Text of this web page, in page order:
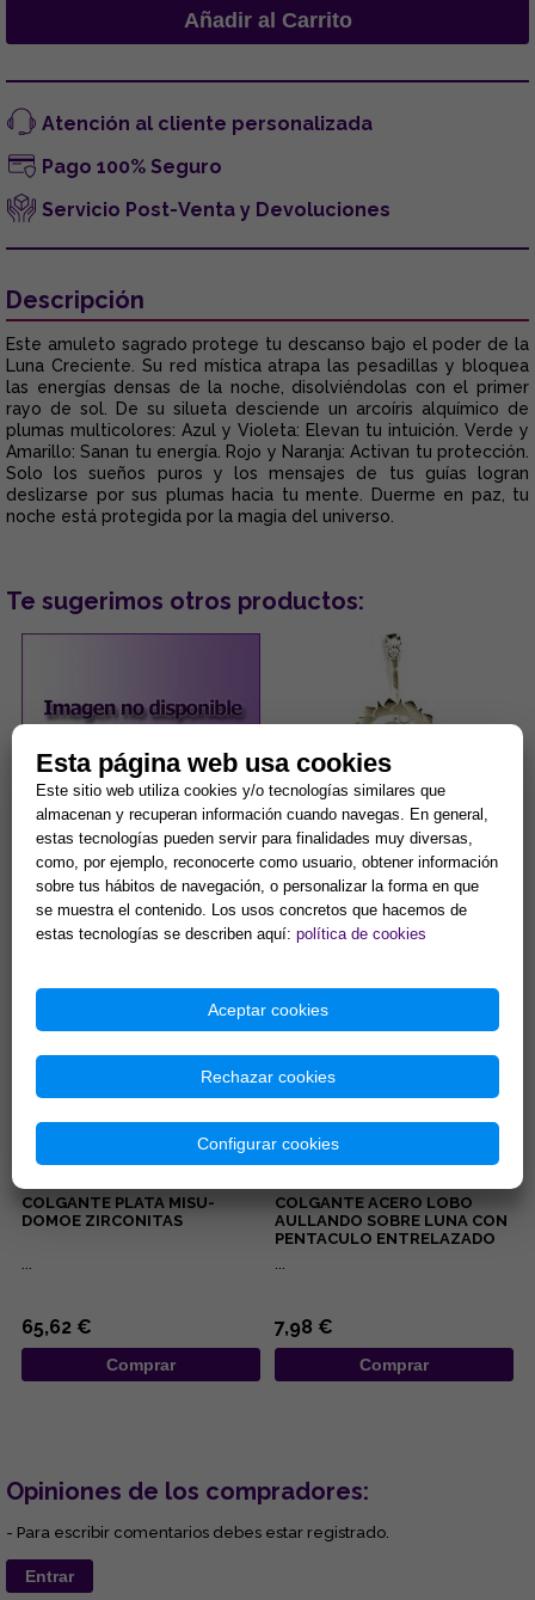
Atención al cliente personalizada
Pago 100% Seguro
Servicio Post-Venta y Devoluciones
Descripción
Este amuleto sagrado protege tu descanso bajo el poder de la
Luna Creciente. Su red mística atrapa las pesadillas y bloquea
las energías densas de la noche, disolviéndolas con el primer
rayo de sol. De su silueta desciende un arcoíris alquímico de
plumas multicolores: Azul y Violeta: Elevan tu intuición. Verde y
Amarillo: Sanan tu energía. Rojo y Naranja: Activan tu protección.
Solo los sueños puros y los mensajes de tus guías logran
deslizarse por sus plumas hacia tu mente. Duerme en paz, tu
noche está protegida por la magia del universo.
Te sugerimos otros productos:
PENDIENTES ACERO DORADO
OJOS TURCOS COLOR LILA
CON PESTAÑAS BRILLANTES
Comprar
COLGANTE ACERO 3º CHAKRA
MANIPURA PLEXO SOLAR.
(PARA DONUT)
Manipura, chakra del ombligo,
chakra del plexo solar: Se
encuentra en la parte superior
del abdomen en la zona...
Comprar
COLGANTE PLATA MISU-
DOMOE ZIRCONITAS
65,62 €
Comprar
COLGANTE ACERO LOBO
AULLANDO SOBRE LUNA CON
PENTACULO ENTRELAZADO
7,98 €
Comprar
Opiniones de los compradores:
- Para escribir comentarios debes estar registrado.
Entrar
Esta página web usa cookies
Este sitio web utiliza cookies y/o tecnologías similares que
almacenan y recuperan información cuando navegas. En general,
estas tecnologías pueden servir para finalidades muy diversas,
como, por ejemplo, reconocerte como usuario, obtener información
sobre tus hábitos de navegación, o personalizar la forma en que
se muestra el contenido. Los usos concretos que hacemos de
estas tecnologías se describen aquí: política de cookies
Aceptar cookies
Rechazar cookies
Configurar cookies